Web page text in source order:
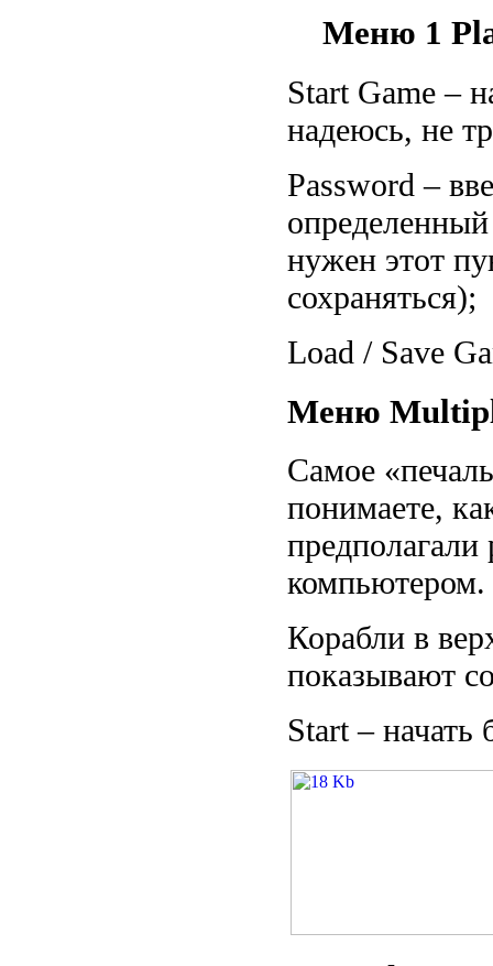
Меню 1
Start Game –
надеюсь, не
Password –
нужен этот
сохраняться);
Load / Save
Меню
Самое
понимаете,
предполагали
компьютером.
Корабли в
показывают
Start – начать